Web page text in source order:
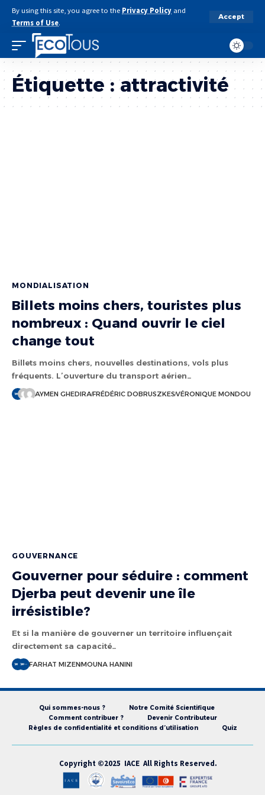
By using this site, you agree to the Privacy Policy and
Terms of Use.
Accept
Étiquette :attractivité
MONDIALISATION
Billets moins chers, touristes plus
nombreux : Quand ouvrir le ciel
change tout
Billets moins chers, nouvelles destinations, vols plus
fréquents. L’ouverture du transport aérien…
AYMEN GHEDIRAFRÉDÉRIC DOBRUSZKESVÉRONIQUE MONDOU
GOUVERNANCE
Gouverner pour séduire : comment
Djerba peut devenir une île
irrésistible?
Et si la manière de gouverner un territoire influençait
directement sa capacité…
FARHAT MIZENMOUNA HANINI
Qui sommes-nous ?
Notre Comité Scientifique
Comment contribuer ?
Devenir Contributeur
Règles de confidentialité et conditions d’utilisation
Quiz
Copyright ©2025 IACE All Rights Reserved.